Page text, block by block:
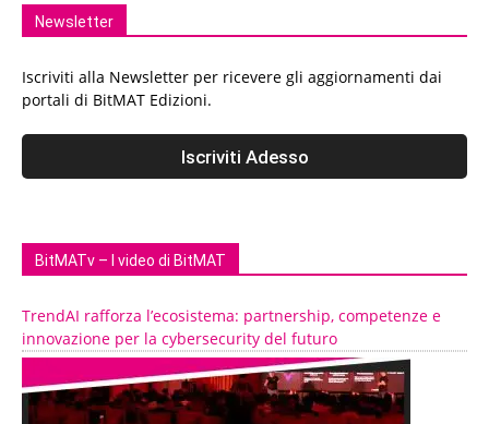
Newsletter
Iscriviti alla Newsletter per ricevere gli aggiornamenti dai
portali di BitMAT Edizioni.
BitMATv – I video di BitMAT
TrendAI rafforza l’ecosistema: partnership, competenze e
innovazione per la cybersecurity del futuro